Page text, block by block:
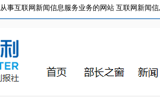
事互联网新闻信息服务业务的网站 互联网新闻信